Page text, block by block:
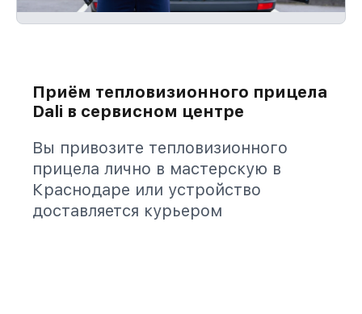
Приём тепловизионного прицела
Dali в сервисном центре
Вы привозите тепловизионного
прицела лично в мастерскую в
Краснодаре или устройство
доставляется курьером